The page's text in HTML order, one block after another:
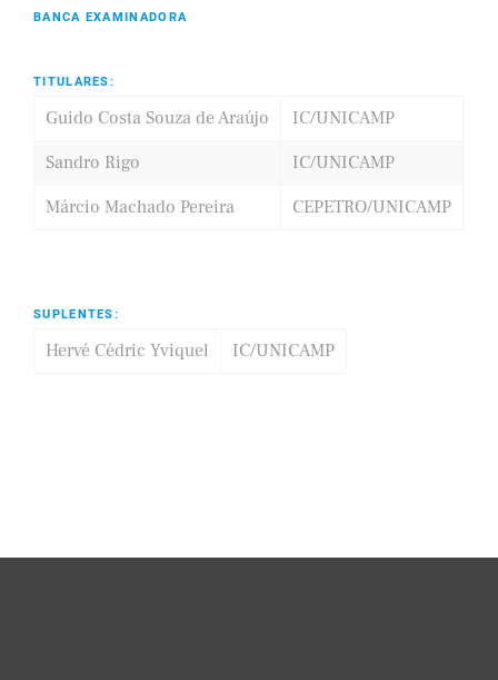
BANCA EXAMINADORA
TITULARES:
Guido Costa Souza de Araújo
IC/UNICAMP
Sandro Rigo
IC/UNICAMP
Márcio Machado Pereira
CEPETRO/UNICAMP
SUPLENTES:
Hervé Cédric Yviquel IC/UNICAMP